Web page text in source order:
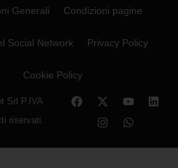
Generali Condizioni pagine
Social Network Privacy Policy
Cookie Policy
Srl P.IVA
riservati.